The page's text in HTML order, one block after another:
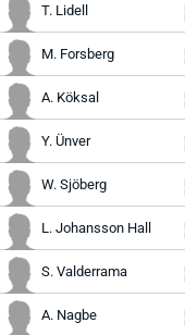
T. Lidell
M. Forsberg
A. Köksal
Y. Ünver
W. Sjöberg
L. Johansson Hall
S. Valderrama
A. Nagbe